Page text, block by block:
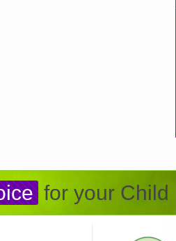
for your Child